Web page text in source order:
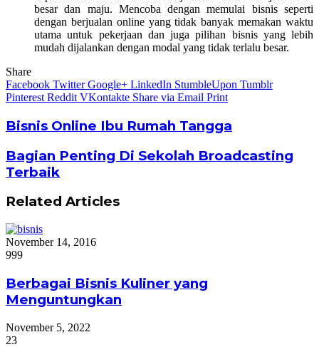
besar dan maju. Mencoba dengan memulai bisnis seperti
dengan berjualan online yang tidak banyak memakan waktu
utama untuk pekerjaan dan juga pilihan bisnis yang lebih
mudah dijalankan dengan modal yang tidak terlalu besar.
Share
Facebook Twitter Google+ LinkedIn StumbleUpon Tumblr
Pinterest Reddit VKontakte Share via Email Print
Bisnis Online Ibu Rumah Tangga
Bagian Penting Di Sekolah Broadcasting
Terbaik
Related Articles
November 14, 2016
999
Berbagai Bisnis Kuliner yang
Menguntungkan
November 5, 2022
23